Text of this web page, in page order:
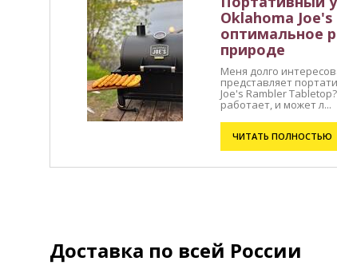
Oklahoma
оптимальное
природе
Меня долго
представляет
Joe's Rambler
работает, и может л...
ЧИТАТЬ ПОЛНОСТЬЮ
Доставка по всей России